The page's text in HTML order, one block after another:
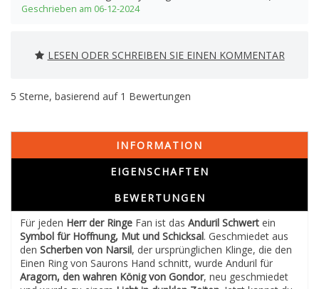
Geschrieben am 06-12-2024
LESEN ODER SCHREIBEN SIE EINEN KOMMENTAR
5 Sterne, basierend auf 1 Bewertungen
INFORMATION
EIGENSCHAFTEN
BEWERTUNGEN
Für jeden Herr der Ringe Fan ist das Anduril Schwert ein
Symbol für Hoffnung, Mut und Schicksal. Geschmiedet aus
den Scherben von Narsil, der ursprünglichen Klinge, die den
Einen Ring von Saurons Hand schnitt, wurde Anduril für
Aragorn, den wahren König von Gondor, neu geschmiedet